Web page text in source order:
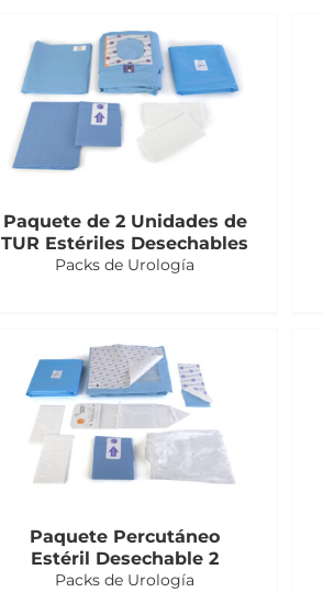
Paquete de 2 Unidades de
TUR Estériles Desechables
Packs de Urología
Paquete Percutáneo
Estéril Desechable 2
Packs de Urología